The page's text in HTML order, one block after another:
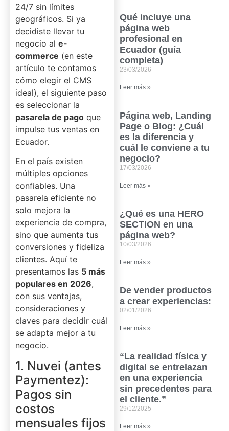
24/7 sin límites
geográficos. Si ya
decidiste llevar tu
negocio al e-
commerce (en este
artículo te contamos
cómo elegir el CMS
ideal), el siguiente paso
es seleccionar la
pasarela de pago que
impulse tus ventas en
Ecuador.
En el país existen
múltiples opciones
confiables. Una
pasarela eficiente no
solo mejora la
experiencia de compra,
sino que aumenta tus
conversiones y fideliza
clientes. Aquí te
presentamos las 5 más
populares en 2026,
con sus ventajas,
consideraciones y
claves para decidir cuál
se adapta mejor a tu
negocio.
1. Nuvei (antes
Paymentez):
Pagos sin
costos
mensuales fijos
Qué incluye una
página web
profesional en
Ecuador (guía
completa)
23/03/2026
Leer más »
Página web, Landing
Page o Blog: ¿Cuál
es la diferencia y
cuál le conviene a tu
negocio?
17/03/2026
Leer más »
¿Qué es una HERO
SECTION en una
página web?
10/03/2026
Leer más »
De vender productos
a crear experiencias:
02/01/2026
Leer más »
“La realidad física y
digital se entrelazan
en una experiencia
sin precedentes para
el cliente.”
29/12/2025
Leer más »